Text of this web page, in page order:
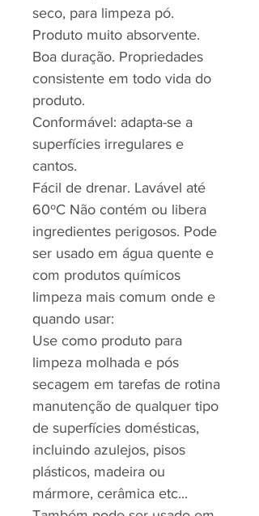
seco, para limpeza pó.
Produto muito absorvente.
Boa duração. Propriedades
consistente em todo vida do
produto.
Conformável: adapta-se a
superfícies irregulares e
cantos.
Fácil de drenar. Lavável até
60ºC Não contém ou libera
ingredientes perigosos. Pode
ser usado em água quente e
com produtos químicos
limpeza mais comum onde e
quando usar:
Use como produto para
limpeza molhada e pós
secagem em tarefas de rotina
manutenção de qualquer tipo
de superfícies domésticas,
incluindo azulejos, pisos
plásticos, madeira ou
mármore, cerâmica etc...